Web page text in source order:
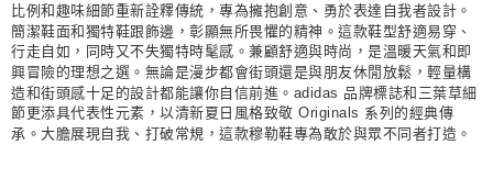
比例和趣味細節重新詮釋傳統，專為擁抱創意、勇於表達自我者設計。
簡潔鞋面和獨特鞋跟飾邊，彰顯無所畏懼的精神。這款鞋型舒適易穿、
行走自如，同時又不失獨特時髦感。兼顧舒適與時尚，是溫暖天氣和即
興冒險的理想之選。無論是漫步都會街頭還是與朋友休閒放鬆，輕量構
造和街頭感十足的設計都能讓你自信前進。adidas 品牌標誌和三葉草細
節更添具代表性元素，以清新夏日風格致敬 Originals 系列的經典傳
承。大膽展現自我、打破常規，這款穆勒鞋專為敢於與眾不同者打造。